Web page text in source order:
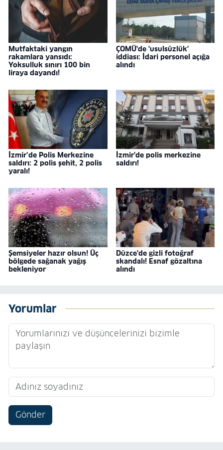
Mutfaktaki yangın
rakamlara yansıdı:
Yoksulluk sınırı 100 bin
liraya dayandı!
ÇOMÜ'de 'usulsüzlük'
iddiası: İdari personel açığa
alındı
İzmir’de Polis Merkezine
saldırı: 2 polis şehit, 2 polis
yaralı!
İzmir'de polis merkezine
saldırı!
Şemsiyeler hazır olsun! Üç
bölgede sağanak yağış
bekleniyor
Düzce'de gizli fotoğraf
skandalı! Esnaf gözaltına
alındı
Yorumlar
Gönder